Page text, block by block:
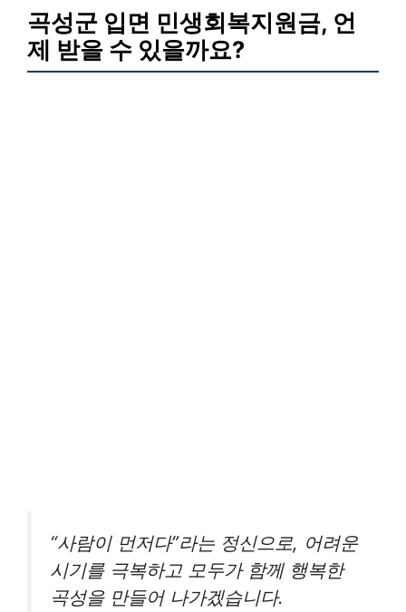
곡성군 입면 민생회복지원금, 언
제 받을 수 있을까요?
“사람이 먼저다”라는 정신으로, 어려운
시기를 극복하고 모두가 함께 행복한
곡성을 만들어 나가겠습니다.